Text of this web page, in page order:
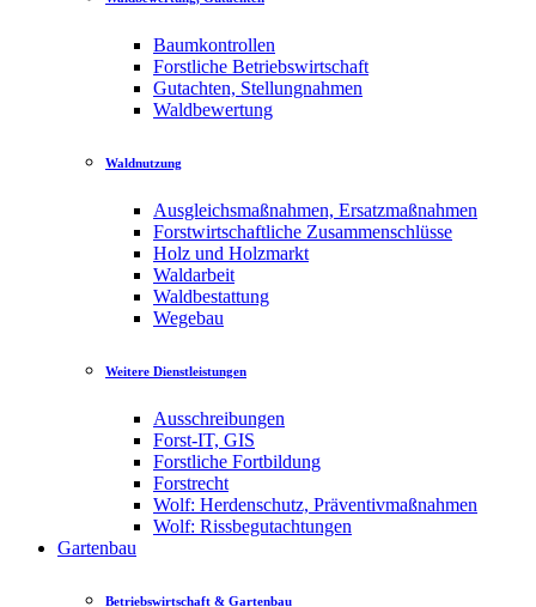
Baumkontrollen
Forstliche Betriebswirtschaft
Gutachten, Stellungnahmen
Waldbewertung
Waldnutzung
Ausgleichsmaßnahmen, Ersatzmaßnahmen
Forstwirtschaftliche Zusammenschlüsse
Holz und Holzmarkt
Waldarbeit
Waldbestattung
Wegebau
Weitere Dienstleistungen
Ausschreibungen
Forst-IT, GIS
Forstliche Fortbildung
Forstrecht
Wolf: Herdenschutz, Präventivmaßnahmen
Wolf: Rissbegutachtungen
Gartenbau
Betriebswirtschaft & Gartenbau